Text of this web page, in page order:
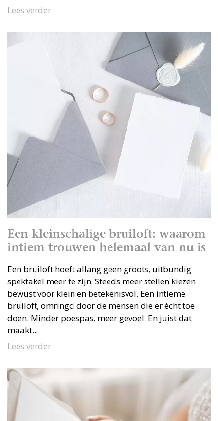
Lees verder
Een kleinschalige bruiloft: waarom
intiem trouwen helemaal van nu is
Een bruiloft hoeft allang geen groots, uitbundig
spektakel meer te zijn. Steeds meer stellen kiezen
bewust voor klein en betekenisvol. Een intieme
bruiloft, omringd door de mensen die er écht toe
doen. Minder poespas, meer gevoel. En juist dat
maakt...
Lees verder